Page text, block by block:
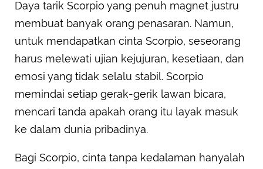
Daya tarik Scorpio yang penuh magnet justru
membuat banyak orang penasaran. Namun,
untuk mendapatkan cinta Scorpio, seseorang
harus melewati ujian kejujuran, kesetiaan, dan
emosi yang tidak selalu stabil. Scorpio
memindai setiap gerak-gerik lawan bicara,
mencari tanda apakah orang itu layak masuk
ke dalam dunia pribadinya.
Bagi Scorpio, cinta tanpa kedalaman hanyalah